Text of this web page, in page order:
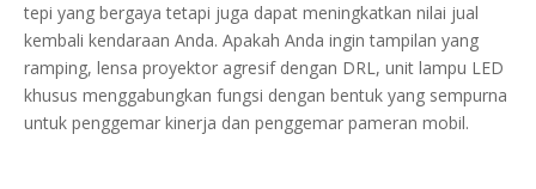
tepi yang bergaya tetapi juga dapat meningkatkan nilai jual
kembali kendaraan Anda. Apakah Anda ingin tampilan yang
ramping, lensa proyektor agresif dengan DRL, unit lampu LED
khusus menggabungkan fungsi dengan bentuk yang sempurna
untuk penggemar kinerja dan penggemar pameran mobil.